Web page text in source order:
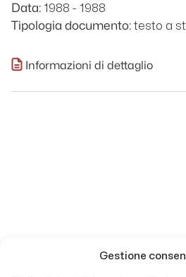
Gestione
Data: 1988 - 1988
Tipologia documento: testo a
Informazioni di dettaglio